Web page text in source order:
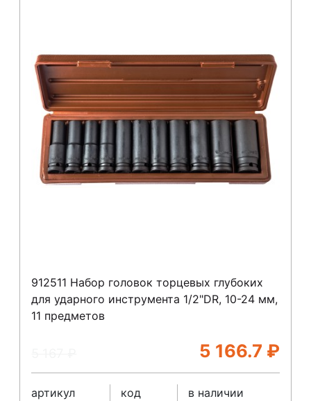
912511 Набор головок торцевых глубоких
для ударного инструмента 1/2"DR, 10-24 мм,
11 предметов
5 166.7 ₽
артикул
код
в наличии